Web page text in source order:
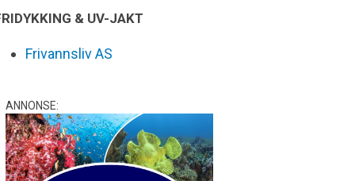
& UV-JAKT
Frivannsliv AS
ANNONSE: